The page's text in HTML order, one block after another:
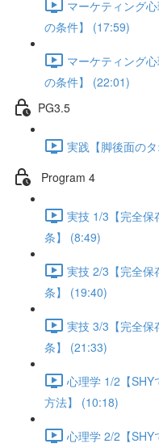
マーケティング
の条件】 (17:59)
マーケティング
の条件】 (22:01)
PG3.5
実践【脚後面の
Program 4
実技 1/3【完全保
条】 (8:49)
実技 2/3【完全保
条】 (19:40)
実技 3/3【完全保
条】 (21:33)
心理学 1/2【SHY
方法】 (10:18)
心理学 2/2【SHY